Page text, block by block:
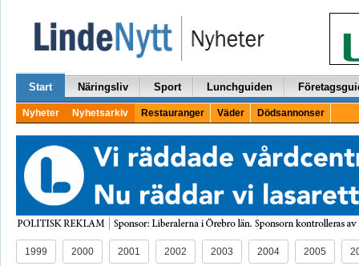
Start Näringsliv Sport Lunchguiden
Nyheter Nyhetsarkiv Restauranger Väder Dödsannonser
1999 2000 2001 2002 2003 2004 2005